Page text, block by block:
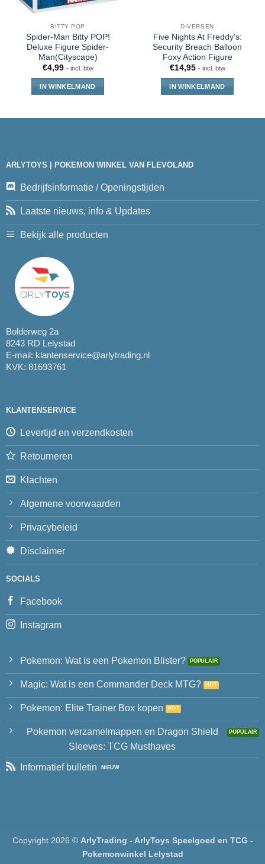
BITTY POP
Spider-Man Bitty POP!
Deluxe Figure Spider-
Man(Cityscape)
€4,99 - incl. btw
IN WINKELMAND
DIVERSEN
Five Nights At Freddy’s:
Security Breach Balloon
Foxy Action Figure
€14,95 - incl. btw
IN WINKELMAND
ARLYTOYS | POKEMON WINKEL VAN FLEVOLAND
Bedrijfsinformatie / Openingstijden
Laatste nieuws, info & Updates
Bekijk alle producten
Bolderweg 2a
8243 RD Lelystad
E-mail: klantenservice@arlytrading.nl
KVK: 81693761
KLANTENSERVICE
Levertijd en verzendkosten
Retourneren
Klachten
Algemene voorwaarden
Privacybeleid
Disclaimer
SOCIALS
Facebook
Instagram
Pokemon: Wat is een Pokemon Blister?
Magic: Wat is een Commander Deck MTG?
Pokemon: Elite Trainer Box kopen
Pokemon verzamelmappen en Dragon Shield
Sleeves: TCG Musthaves
Informatief bulletin
Copyright 2026 © ArlyTrading - ArlyToys Speelgoed en TCG -
Pokemonwinkel Lelystad